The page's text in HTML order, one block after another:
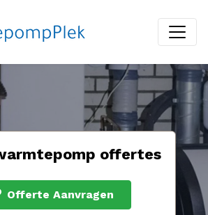
offertes
Offerte Aanvragen